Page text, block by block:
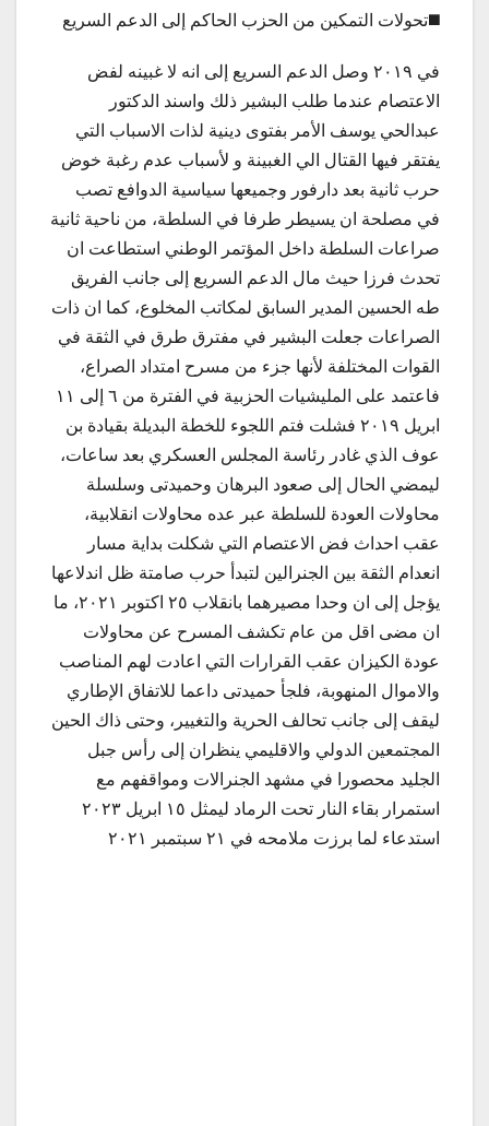
◼️تحولات التمكين من الحزب الحاكم إلى الدعم السريع
في ٢٠١٩ وصل الدعم السريع إلى انه لا غبينه لفض
الاعتصام عندما طلب البشير ذلك واسند الدكتور
عبدالحي يوسف الأمر بفتوى دينية لذات الاسباب التي
يفتقر فيها القتال الي الغبينة و لأسباب عدم رغبة خوض
حرب ثانية بعد دارفور وجميعها سياسية الدوافع تصب
في مصلحة ان يسيطر طرفا في السلطة، من ناحية ثانية
صراعات السلطة داخل المؤتمر الوطني استطاعت ان
تحدث فرزا حيث مال الدعم السريع إلى جانب الفريق
طه الحسين المدير السابق لمكاتب المخلوع، كما ان ذات
الصراعات جعلت البشير في مفترق طرق في الثقة في
القوات المختلفة لأنها جزء من مسرح امتداد الصراع،
فاعتمد على المليشيات الحزبية في الفترة من ٦ إلى ١١
ابريل ٢٠١٩ فشلت فتم اللجوء للخطة البديلة بقيادة بن
عوف الذي غادر رئاسة المجلس العسكري بعد ساعات،
ليمضي الحال إلى صعود البرهان وحميدتى وسلسلة
محاولات العودة للسلطة عبر عده محاولات انقلابية،
عقب احداث فض الاعتصام التي شكلت بداية مسار
انعدام الثقة بين الجنرالين لتبدأ حرب صامتة ظل اندلاعها
يؤجل إلى ان وحدا مصيرهما بانقلاب ٢٥ اكتوبر ٢٠٢١، ما
ان مضى اقل من عام تكشف المسرح عن محاولات
عودة الكيزان عقب القرارات التي اعادت لهم المناصب
والاموال المنهوبة، فلجأ حميدتى داعما للاتفاق الإطاري
ليقف إلى جانب تحالف الحرية والتغيير، وحتى ذاك الحين
المجتمعين الدولي والاقليمي ينظران إلى رأس جبل
الجليد محصورا في مشهد الجنرالات ومواقفهم مع
استمرار بقاء النار تحت الرماد ليمثل ١٥ ابريل ٢٠٢٣
استدعاء لما برزت ملامحه في ٢١ سبتمبر ٢٠٢١